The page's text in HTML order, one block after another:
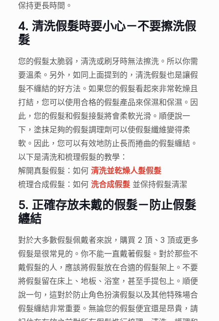
保持更長時間。
4. 清洗假髮時要小心－不要擦洗假
髮
您的假髮太脆弱，清洗或刷牙時無法擦洗。所以你需
要溫柔。另外，如同上面提到的，清洗假髮也是讓假
髮不纏結的好方法。如果您的假髮看起來非常乾燥且
打結，您可以使用合格的假髮產品來保濕和保濕。因
此，您的假髮和假髮接髮將會柔軟光滑。順便說一
下，塗抹足夠的假髮調理劑可以使假髮纖維變得柔
軟。因此，您可以有效地防止長而捲曲的假髮纏結。
以下是清洗和梳理假髮的教學：
解開真髮假髮：如何 清洗並乾燥人髮假髮
梳理合成假髮：如何 洗合成假髮並保持假髮清潔
5. 正確存放未戴的假髮－防止假髮
纏結
對於大多數假髮佩戴者來說，購買 2 頂、3 頂或更多
假髮是很常見的。你不能一直戴著假髮。對於那些不
戴假髮的人，應該將假髮放在合適的假髮架上。不要
將假髮留在床上、地板、浴室，甚至手提包上。順便
說一句，這對於防止角色扮演假髮以及其他特殊場合
假髮纏結非常重要。無論您的假髮便宜還是昂貴，請